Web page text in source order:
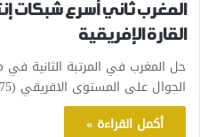
المغرب ثاني أسرع شبكات
القارة الإفريقية
حل المغرب في المرتبة الثانية في
الجوال على المستوى الافريقي (75 عالميا)، بعد تونس، التي حلت…
أكمل القراءة »